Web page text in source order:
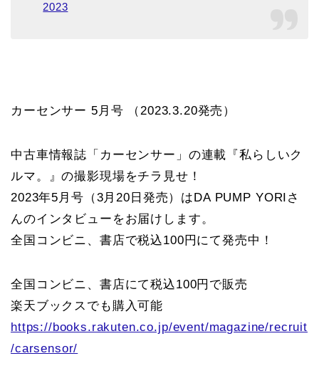
2023
カーセンサー 5月号 （2023.3.20発売）
中古車情報誌「カーセンサー」の連載『私らしいク
ルマ。』の撮影現場をチラ見せ！
2023年5月号（3月20日発売）はDA PUMP YORIさ
んのインタビューをお届けします。
全国コンビニ、書店で税込100円にて発売中！
全国コンビニ、書店にて税込100円で販売
楽天ブックスでも購入可能
https://books.rakuten.co.jp/event/magazine/recruit
/carsensor/